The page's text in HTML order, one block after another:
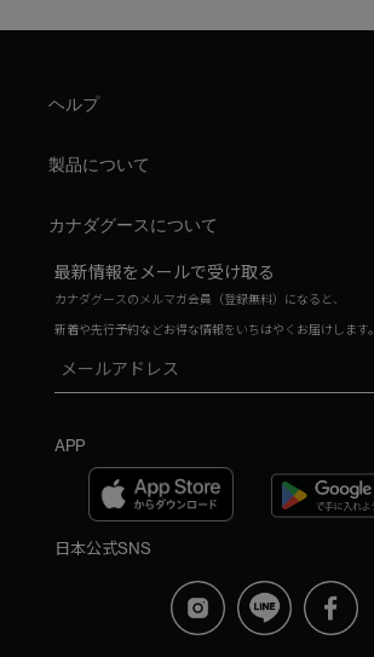
ヘルプ
製品について
カナダグースについて
最新情報をメールで受け取る
カナダグースのメルマガ会員（登録無料）になると、
新着や先行予約などお得な情報をいちはやくお届けします。
APP
日本公式SNS